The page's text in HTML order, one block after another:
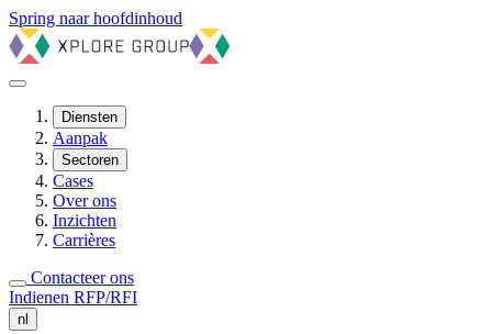
Spring naar hoofdinhoud
Diensten
Aanpak
Sectoren
Cases
Over ons
Inzichten
Carrières
Contacteer ons
Indienen RFP/RFI
nl